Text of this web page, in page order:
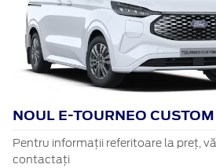
NOUL E-TOURNEO CUSTOM
Pentru informații referitoare la preț,
contactați